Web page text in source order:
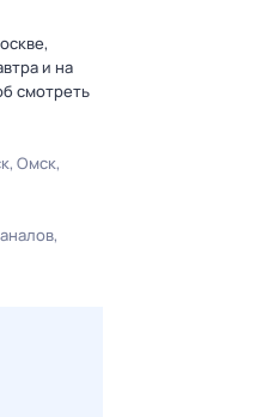
и на
смотреть
Омск